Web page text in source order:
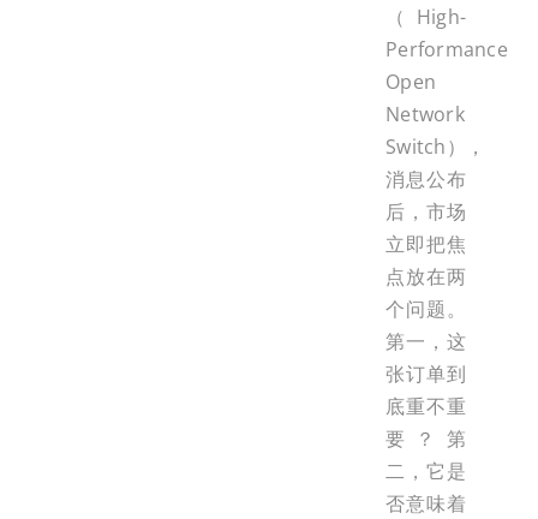
（High-
Performance
Open
Network
Switch），
消息公布
后，市场
立即把焦
点放在两
个问题。
第一，这
张订单到
底重不重
要？第
二，它是
否意味着